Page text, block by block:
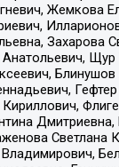
Жемкова
Захарова
Щур
Дмитриевна,
Светлана